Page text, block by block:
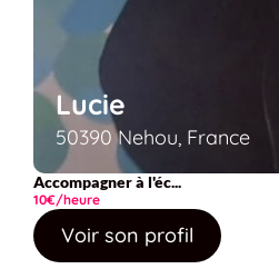
Lucie
50390 Nehou, France
Accompagner à l'éc...
10€/heure
Voir son profil